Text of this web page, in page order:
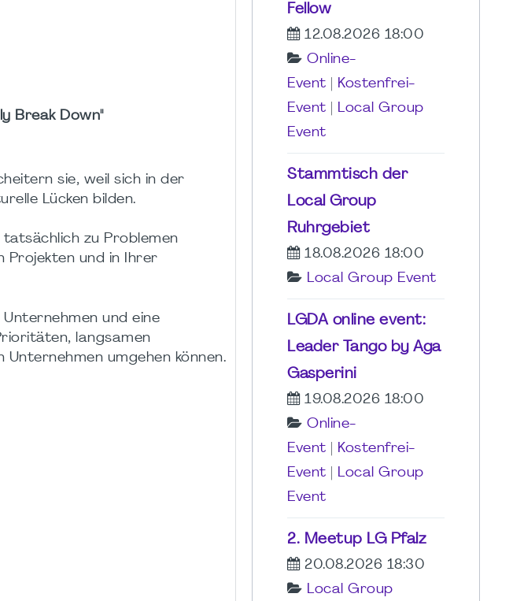
Break Down"
sie, weil sich in der
Lücken bilden.
zu Problemen
Projekten und in Ihrer
Unternehmen und eine
langsamen
umgehen können.
Fellow
12.08.2026 18:00
Online-
Event
Kostenfrei-
Event
Local Group
Event
Stammtisch der
Local Group
Ruhrgebiet
18.08.2026 18:00
Local Group Event
LGDA online event:
Leader Tango by Aga
Gasperini
19.08.2026 18:00
Online-
Event
Kostenfrei-
Event
Local Group
Event
2. Meetup LG Pfalz
20.08.2026 18:30
Local Group